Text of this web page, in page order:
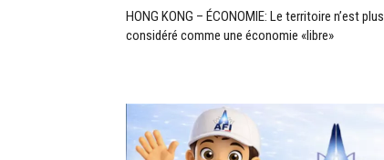
HONG KONG – ÉCONOMIE: Le territoire n’est plus
considéré comme une économie «libre»